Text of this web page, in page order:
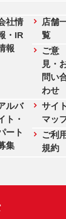
社情
・IR
報
店舗
覧
ご意
見・
問い
わせ
ルバ
ト・
ート
集
サイ
マッ
ご利
規約